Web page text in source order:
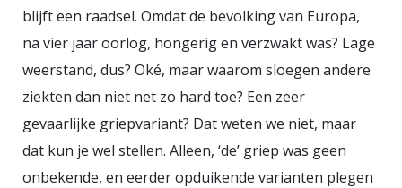
blijft een raadsel. Omdat de bevolking van Europa,
na vier jaar oorlog, hongerig en verzwakt was? Lage
weerstand, dus? Oké, maar waarom sloegen andere
ziekten dan niet net zo hard toe? Een zeer
gevaarlijke griepvariant? Dat weten we niet, maar
dat kun je wel stellen. Alleen, ‘de’ griep was geen
onbekende, en eerder opduikende varianten plegen